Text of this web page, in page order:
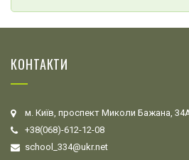
КОНТАКТИ
м. Київ, проспект Миколи Бажана,
+38(068)-612-12-08
school_334@ukr.net